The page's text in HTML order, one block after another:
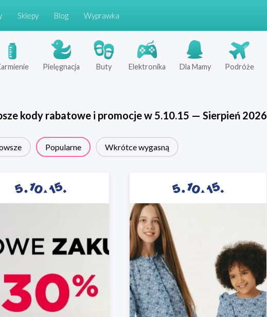
Sklepy Blog Wyprawka
Pielęgnacja Buty Elektronika Dla Mamy Podróże
kody rabatowe i promocje w 5.10.15 — Sierpień 2026
Popularne Wkrótce wygasną